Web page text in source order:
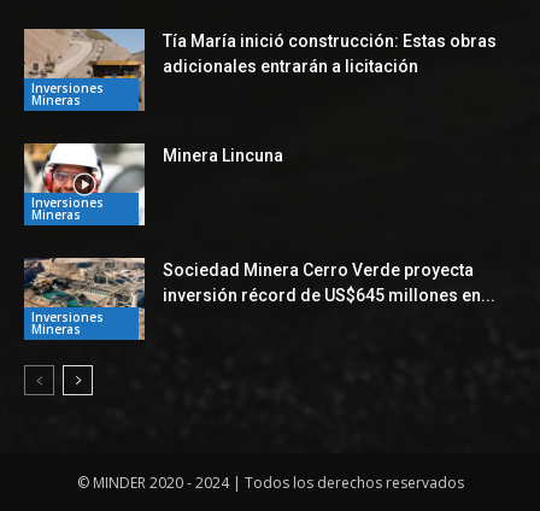
Inversiones
Mineras
Tía María inició construcción: Estas obras
adicionales entrarán a licitación
Inversiones
Mineras
Minera Lincuna
Inversiones
Mineras
Sociedad Minera Cerro Verde proyecta
inversión récord de US$645 millones en...
© MINDER 2020 - 2024 | Todos los derechos reservados